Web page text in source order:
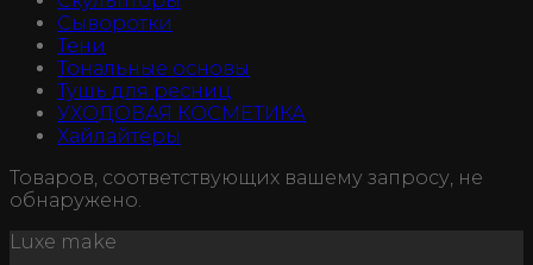
Сыворотки
Тени
Тональные основы
Тушь для ресниц
УХОДОВАЯ КОСМЕТИКА
Хайлайтеры
Товаров, соответствующих вашему запросу, не
обнаружено.
Luxe make